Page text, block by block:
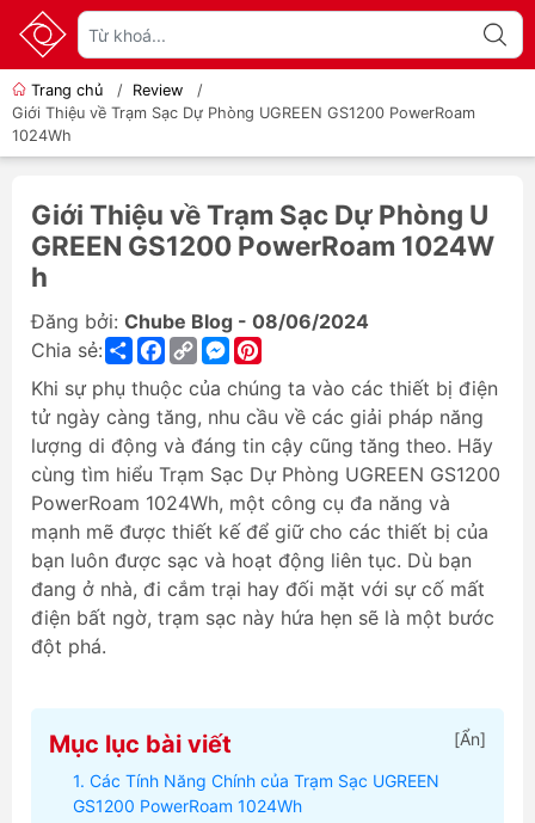
Trang chủ / Review
/
Giới Thiệu về Trạm Sạc Dự Phòng UGREEN GS1200 PowerRoam
1024Wh
Giới Thiệu về Trạm Sạc Dự Phòng U
GREEN GS1200 PowerRoam 1024W
h
Đăng bởi: Chube Blog - 08/06/2024
Chia sẻ:
ShareFacebook
Copy
Link
Messenger
Khi sự phụ thuộc của chúng ta vào các thiết bị điện
tử ngày càng tăng, nhu cầu về các giải pháp năng
lượng di động và đáng tin cậy cũng tăng theo. Hãy
cùng tìm hiểu Trạm Sạc Dự Phòng UGREEN GS1200
PowerRoam 1024Wh, một công cụ đa năng và
mạnh mẽ được thiết kế để giữ cho các thiết bị của
bạn luôn được sạc và hoạt động liên tục. Dù bạn
đang ở nhà, đi cắm trại hay đối mặt với sự cố mất
điện bất ngờ, trạm sạc này hứa hẹn sẽ là một bước
đột phá.
Mục lục bài viết [Ẩn]
Các Tính Năng Chính của Trạm Sạc UGREEN
GS1200 PowerRoam 1024Wh